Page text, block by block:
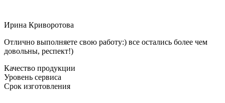
Ирина Криворотова
Отлично выполняете свою работу:) все остались более чем
довольны, респект!)
Качество продукции
Уровень сервиса
Срок изготовления